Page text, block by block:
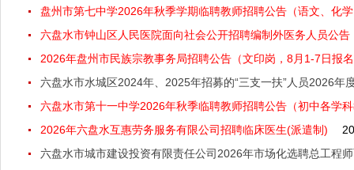
盘州市第七中学2026年秋季学期临聘教师招聘公告（语文、化
六盘水市钟山区人民医院面向社会公开招聘编制外医务人员公
2026年盘州市民族宗教事务局招聘公告（文印岗，8月1-7日报
六盘水市水城区2024年、2025年招募的“三支一扶”人员2026年
六盘水市第十一中学2026年秋季临聘教师招聘公告（初中各学
2026年六盘水互惠劳务服务有限公司招聘临床医生(派遣制)
六盘水市城市建设投资有限责任公司2026年市场化选聘总工程